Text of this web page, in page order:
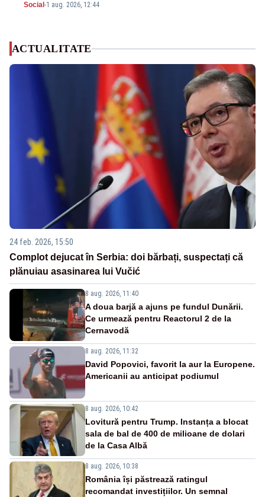
Social -1 aug. 2026, 12:44
ACTUALITATE
24 feb. 2026, 15:50
Complot dejucat în Serbia: doi bărbați, suspectați că
plănuiau asasinarea lui Vučić
8 aug. 2026, 11:40
A doua barjă a ajuns pe fundul Dunării.
Ce urmează pentru Reactorul 2 de la
Cernavodă
8 aug. 2026, 11:32
David Popovici, favorit la aur la Europene.
Americanii au anticipat podiumul
8 aug. 2026, 10:42
Lovitură pentru Trump. Instanța a blocat
sala de bal de 400 de milioane de dolari
de la Casa Albă
8 aug. 2026, 10:38
România își păstrează ratingul
recomandat investițiilor. Un semnal